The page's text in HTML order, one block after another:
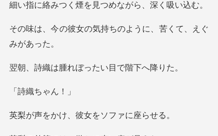
煙を見つめながら
気持ちのように、苦く
れぼったい目で
織ち
け、彼女をソ